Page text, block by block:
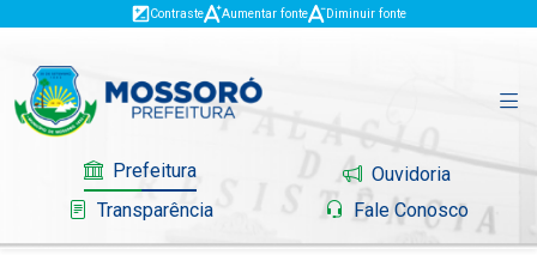
Contraste Aumentar fonte Diminuir fonte
Prefeitura
Ouvidoria
Transparência
Fale Conosco